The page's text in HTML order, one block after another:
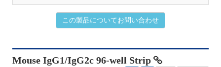
この製品についてお問い合わせ
Mouse IgG1/IgG2c 96-well Strip